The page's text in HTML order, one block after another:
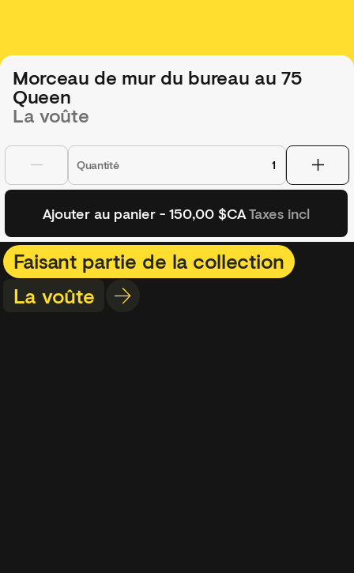
Morceau de mur du bureau au 75
Queen
La voûte
Quantité
Ajouter au panier - 150,00 $CATaxes incl
Faisant partie de la collection
La voûte